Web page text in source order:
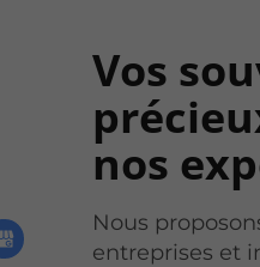
Vos
nos
Nous
entreprises et